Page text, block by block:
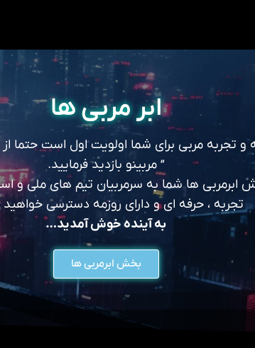
ابر مربی ها
و تجربه مربی برای شما اولویت اول است حتما
” مربینو بازدید فرمایید.
ابرمربی ها شما به سرمربیان تیم های ملی و
تجربه ، حرفه ای و دارای روزمه دسترسی
به آینده خوش آمدید…
بخش ابرمربی ها